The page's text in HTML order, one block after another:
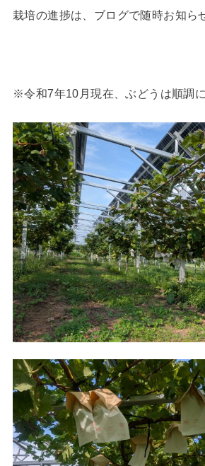
栽培の進捗は、ブログで随時お知ら
※令和7年10月現在、ぶどうは順調